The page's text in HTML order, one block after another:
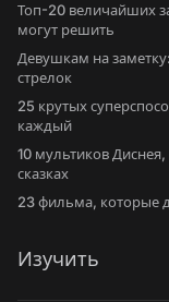
Топ-20 величайших
могут решить
Девушкам на
стрелок
25 крутых
каждый
10 мультиков
сказках
23 фильма, которые
Изучить